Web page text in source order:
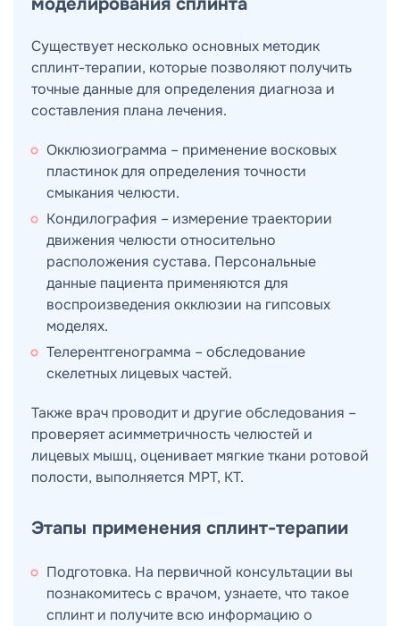
Существует несколько основных методик
сплинт-терапии, которые позволяют получить
точные данные для определения диагноза и
составления плана лечения.
Окклюзиограмма – применение восковых
пластинок для определения точности
смыкания челюсти.
Кондилография – измерение траектории
движения челюсти относительно
расположения сустава. Персональные
данные пациента применяются для
воспроизведения окклюзии на гипсовых
моделях.
Телерентгенограмма – обследование
скелетных лицевых частей.
Также врач проводит и другие обследования –
проверяет асимметричность челюстей и
лицевых мышц, оценивает мягкие ткани ротовой
полости, выполняется МРТ, КТ.
Этапы применения сплинт-терапии
Подготовка. На первичной консультации вы
познакомитесь с врачом, узнаете, что такое
сплинт и получите всю информацию о